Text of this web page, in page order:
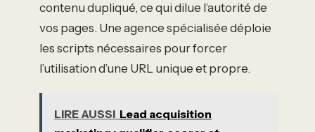
contenu dupliqué, ce qui dilue l’autorité de
vos pages. Une agence spécialisée déploie
les scripts nécessaires pour forcer
l’utilisation d’une URL unique et propre.
LIRE AUSSI Lead acquisition